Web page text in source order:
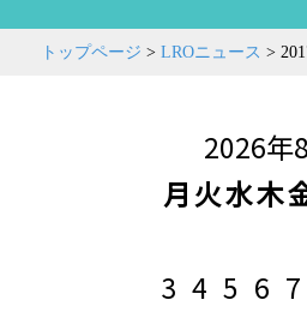
トップページ > LROニュース >
2026年
月火水木
3 4 5 6 7